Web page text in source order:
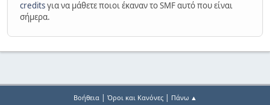
creditsγια να μάθετε ποιοι έκαναν το SMF αυτό που είναι
σήμερα.
Βοήθεια| Όροι και Κανόνες| Πάνω ▲